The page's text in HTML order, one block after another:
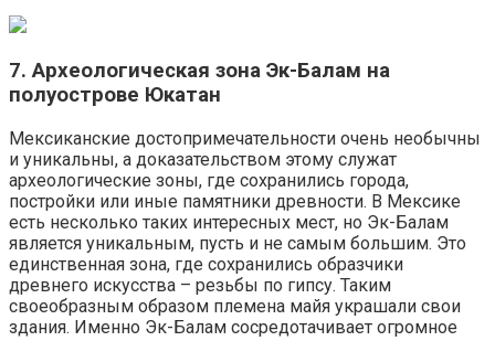
7. Археологическая зона Эк-Балам на
полуострове Юкатан
Мексиканские достопримечательности очень необычны
и уникальны, а доказательством этому служат
археологические зоны, где сохранились города,
постройки или иные памятники древности. В Мексике
есть несколько таких интересных мест, но Эк-Балам
является уникальным, пусть и не самым большим. Это
единственная зона, где сохранились образчики
древнего искусства – резьбы по гипсу. Таким
своеобразным образом племена майя украшали свои
здания. Именно Эк-Балам сосредотачивает огромное